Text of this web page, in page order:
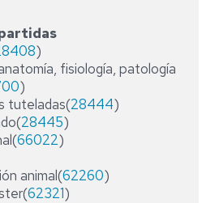
)
fisiología, patología
)
tuteladas(28444)
28445)
66022)
animal(62260)
62321)